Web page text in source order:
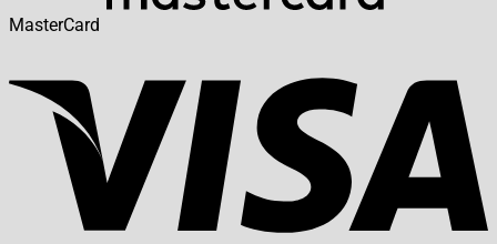
MasterCard